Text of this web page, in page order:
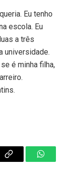
Eu tenho
escola. Eu
a três
universidade.
é minha filha,
Copy